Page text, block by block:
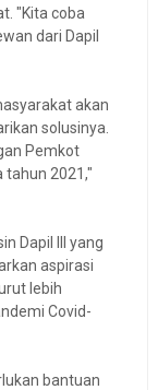
"Kita coba
dari Dapil
akan
solusinya.
Pemkot
tahun 2021,"
Dapil III yang
aspirasi
lebih
Covid-
bantuan